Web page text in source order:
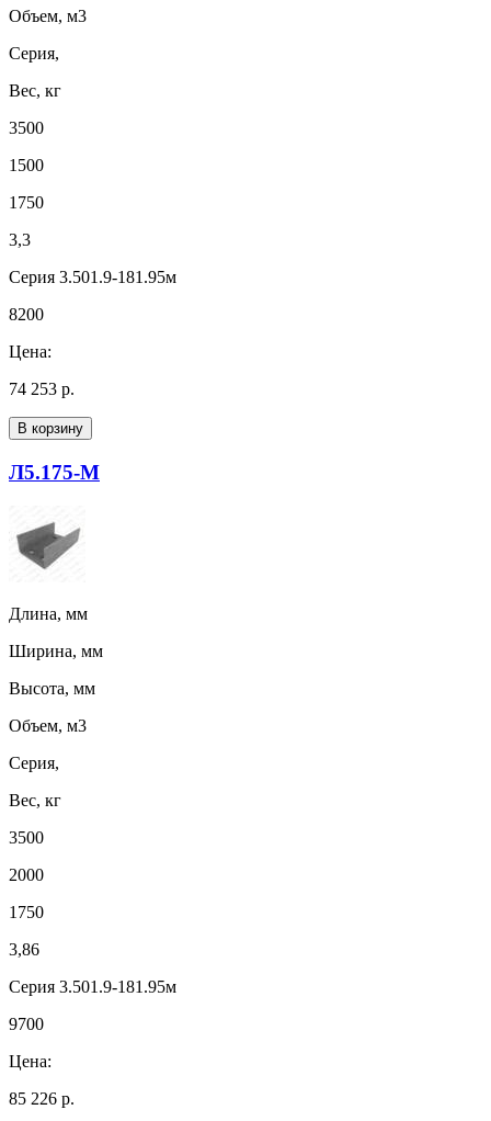
Объем, м3
Серия,
Вес, кг
3500
1500
1750
3,3
Серия 3.501.9-181.95м
8200
Цена:
74 253 р.
В корзину
Л5.175-М
Длина, мм
Ширина, мм
Высота, мм
Объем, м3
Серия,
Вес, кг
3500
2000
1750
3,86
Серия 3.501.9-181.95м
9700
Цена:
85 226 р.